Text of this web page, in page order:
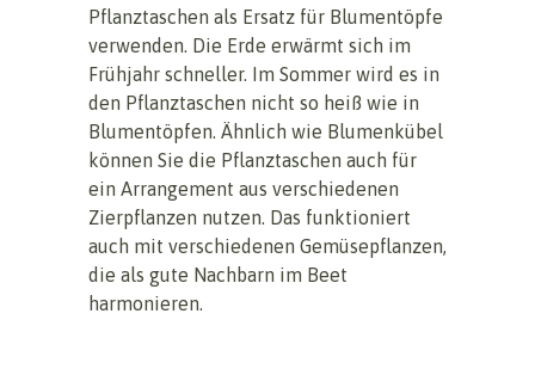
Pflanztaschen als Ersatz für Blumentöpfe
verwenden. Die Erde erwärmt sich im
Frühjahr schneller. Im Sommer wird es in
den Pflanztaschen nicht so heiß wie in
Blumentöpfen. Ähnlich wie Blumenkübel
können Sie die Pflanztaschen auch für
ein Arrangement aus verschiedenen
Zierpflanzen nutzen. Das funktioniert
auch mit verschiedenen Gemüsepflanzen,
die als gute Nachbarn im Beet
harmonieren.